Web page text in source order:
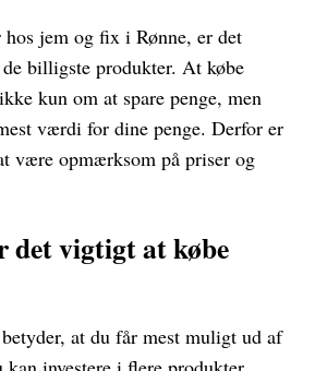
jem og fix i Rønne, er det
billigste produkter. At købe
kun om at spare penge, men
værdi for dine penge. Derfor er
være opmærksom på priser og
det vigtigt at købe
at du får mest muligt ud af